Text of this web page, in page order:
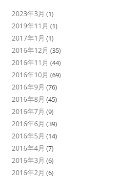
2023年3月 (1)
2019年11月 (1)
2017年1月 (1)
2016年12月 (35)
2016年11月 (44)
2016年10月 (69)
2016年9月 (76)
2016年8月 (45)
2016年7月 (9)
2016年6月 (39)
2016年5月 (14)
2016年4月 (7)
2016年3月 (6)
2016年2月 (6)